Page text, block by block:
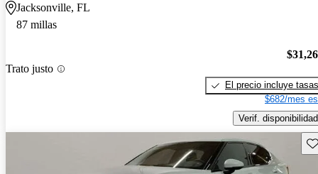
Jacksonville, FL
87 millas
Trato justo
El precio incluye tasas
$682/mes
Verif. disponibilidad